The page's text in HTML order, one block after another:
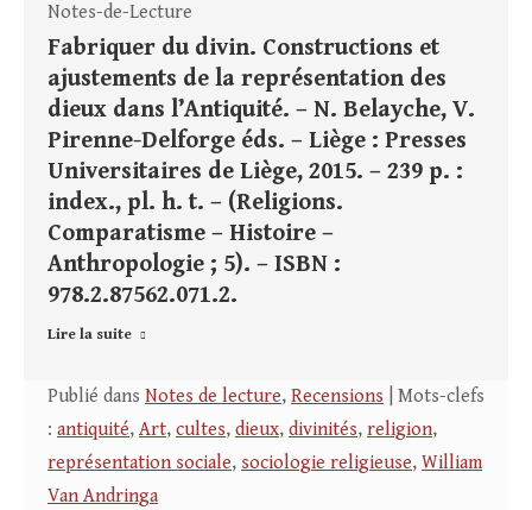
Notes-de-Lecture
Fabriquer du divin. Constructions et
ajustements de la représentation des
dieux dans l’Antiquité. – N. Belayche, V.
Pirenne-Delforge éds. – Liège : Presses
Universitaires de Liège, 2015. – 239 p. :
index., pl. h. t. – (Religions.
Comparatisme – Histoire –
Anthropologie ; 5). – ISBN :
978.2.87562.071.2.
Lire la suite
Publié dans Notes de lecture, Recensions | Mots-clefs
: antiquité, Art, cultes, dieux, divinités, religion,
représentation sociale, sociologie religieuse, William
Van Andringa